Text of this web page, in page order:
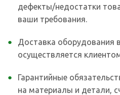
дефекты/недостатки
ваши требования.
Доставка оборудования
осуществляется
Гарантийные
на материалы и детали,